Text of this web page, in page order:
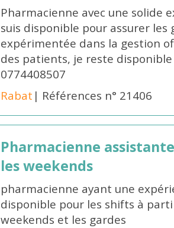
Pharmacienne avec une solide
suis disponible pour assurer les
expérimentée dans la gestion
des patients, je reste
0774408507
Rabat | Références n° 21406
Pharmacienne
les weekends
pharmacienne ayant une
disponible pour les shifts à
weekends et les gardes